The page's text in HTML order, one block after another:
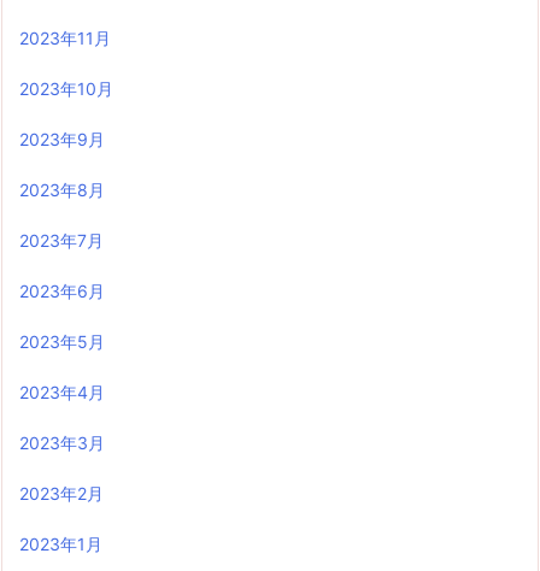
2023年11月
2023年10月
2023年9月
2023年8月
2023年7月
2023年6月
2023年5月
2023年4月
2023年3月
2023年2月
2023年1月